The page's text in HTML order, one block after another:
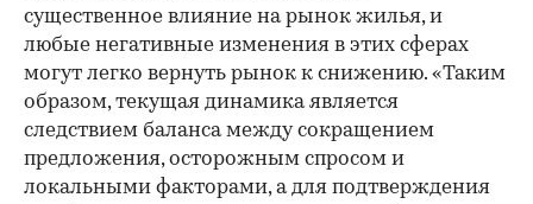
существенное влияние на рынок жилья, и
любые негативные изменения в этих сферах
могут легко вернуть рынок к снижению. «Таким
образом, текущая динамика является
следствием баланса между сокращением
предложения, осторожным спросом и
локальными факторами, а для подтверждения